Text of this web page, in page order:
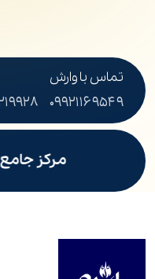
تماس با وارش
۰۹۹۲۱۱۶۹۵۴۹
مرکز جامع